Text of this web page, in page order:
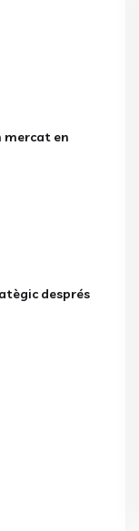
mercat en
després